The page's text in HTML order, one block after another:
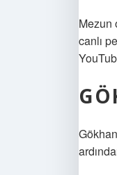
Mezun
canlı